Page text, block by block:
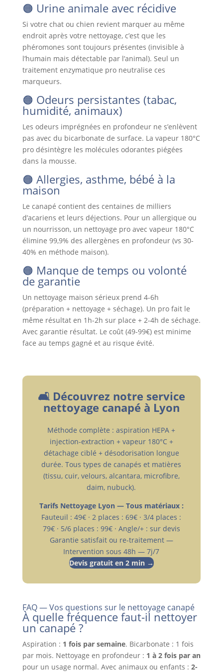
🟠 Urine animale avec récidive
Si votre chat ou chien revient marquer au même
endroit après votre nettoyage, c’est que les
phéromones sont toujours présentes (invisible à
l’humain mais détectable par l’animal). Seul un
traitement enzymatique pro neutralise ces
marqueurs.
🟠 Odeurs persistantes (tabac,
humidité, animaux)
Les odeurs imprégnées en profondeur ne s’enlèvent
pas avec du bicarbonate de surface. La vapeur 180°C
pro désintègre les molécules odorantes piégées
dans la mousse.
🟠 Allergies, asthme, bébé à la
maison
Le canapé contient des centaines de milliers
d’acariens et leurs déjections. Pour un allergique ou
un nourrisson, un nettoyage pro avec vapeur 180°C
élimine 99,9% des allergènes en profondeur (vs 30-
40% en méthode maison).
🟠 Manque de temps ou volonté
de garantie
Un nettoyage maison sérieux prend 4-6h
(préparation + nettoyage + séchage). Un pro fait le
même résultat en 1h-2h sur place + 2-4h de séchage.
Avec garantie résultat. Le coût (49-99€) est minime
face au temps gagné et au risque évité.
🛋️ Découvrez notre service
nettoyage canapé à Lyon
Méthode complète : aspiration HEPA +
injection-extraction + vapeur 180°C +
détachage ciblé + désodorisation longue
durée. Tous types de canapés et matières
(tissu, cuir, velours, alcantara, microfibre,
daim, nubuck).
Tarifs Nettoyage Lyon — Tous matériaux :
Fauteuil : 49€ · 2 places : 69€ · 3/4 places :
79€ · 5/6 places : 99€ · Angle/+ : sur devis
Garantie satisfait ou re-traitement —
Intervention sous 48h — 7j/7
Devis gratuit en 2 min →
FAQ — Vos questions sur le nettoyage canapé
À quelle fréquence faut-il nettoyer
un canapé ?
Aspiration : 1 fois par semaine. Bicarbonate : 1 fois
par mois. Nettoyage en profondeur : 1 à 2 fois par an
pour un usage normal. Avec animaux ou enfants : 2-